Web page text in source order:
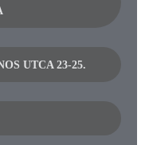
UTCA 23-25.